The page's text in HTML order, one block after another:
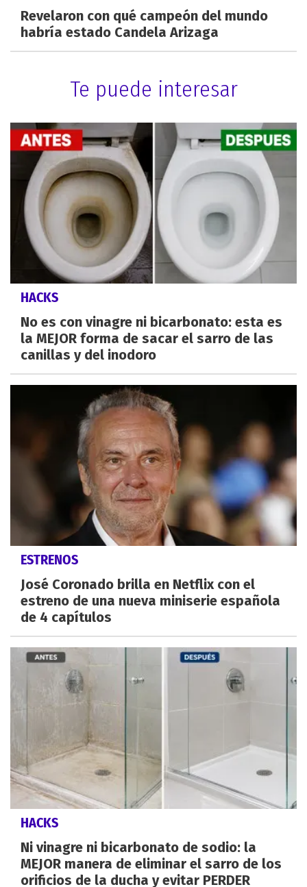
Revelaron con qué campeón del mundo
habría estado Candela Arizaga
Te puede interesar
HACKS
No es con vinagre ni bicarbonato: esta es
la MEJOR forma de sacar el sarro de las
canillas y del inodoro
ESTRENOS
José Coronado brilla en Netflix con el
estreno de una nueva miniserie española
de 4 capítulos
HACKS
Ni vinagre ni bicarbonato de sodio: la
MEJOR manera de eliminar el sarro de los
orificios de la ducha y evitar PERDER